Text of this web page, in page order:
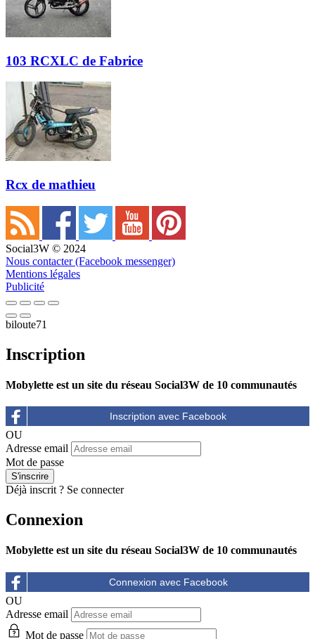
103 RCXLC de Fabrice
Rcx de mathieu
Social3W © 2024
Nous contacter (Facebook messenger)
Mentions légales
Publicité
biloute71
Inscription
Mobylette est un site du réseau Social3W de 10 communautés
OU
Adresse email
Mot de passe
Déjà inscrit ? Se connecter
Connexion
Mobylette est un site du réseau Social3W de 10 communautés
OU
Adresse email
Mot de passe